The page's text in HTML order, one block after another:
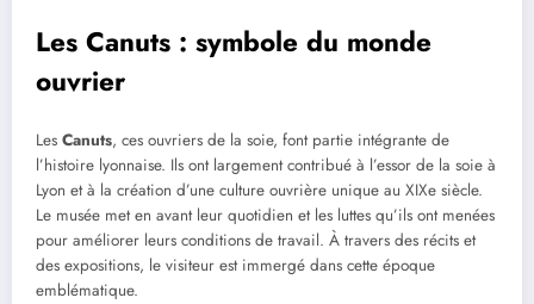
Les Canuts : symbole du monde
ouvrier
Les Canuts, ces ouvriers de la soie, font partie intégrante de
l’histoire lyonnaise. Ils ont largement contribué à l’essor de la soie à
Lyon et à la création d’une culture ouvrière unique au XIXe siècle.
Le musée met en avant leur quotidien et les luttes qu’ils ont menées
pour améliorer leurs conditions de travail. À travers des récits et
des expositions, le visiteur est immergé dans cette époque
emblématique.